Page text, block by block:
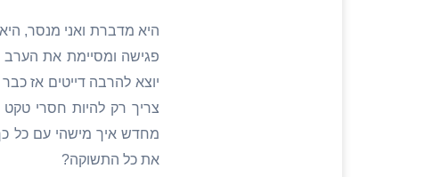
היא מדברת ואני מנסר,
פגישה ומסיימת את
יוצא להרבה דייטים אז
צריך רק להיות חסרי
מחדש איך מישהי עם כל
את כל התשוקה?